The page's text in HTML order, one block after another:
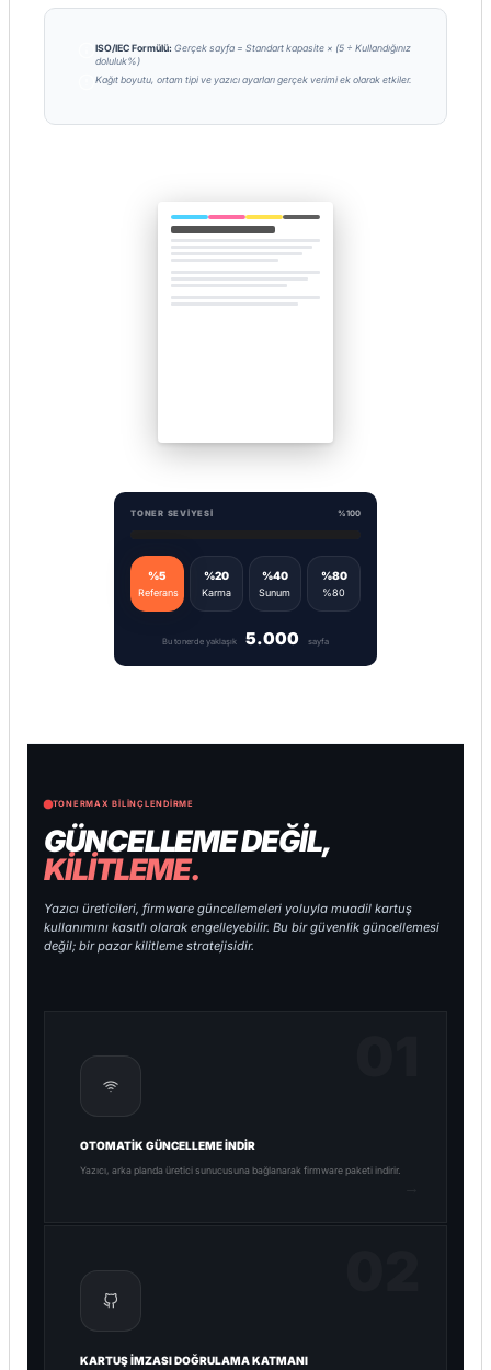
ISO/IEC Formülü: Gerçek sayfa = Standart kapasite × (5 ÷ Kullandığınız
doluluk%)
Kağıt boyutu, ortam tipi ve yazıcı ayarları gerçek verimi ek olarak etkiler.
TONER SEVIYESI %100
%5
Referans
%20
Karma
%40
Sunum
%80
%80
Bu tonerde yaklaşık 5.000 sayfa
TONERMAX BILINÇLENDIRME
GÜNCELLEME DEĞİL,
KİLİTLEME.
Yazıcı üreticileri, firmware güncellemeleri yoluyla muadil kartuş
kullanımını kasıtlı olarak engelleyebilir. Bu bir güvenlik güncellemesi
değil; bir pazar kilitleme stratejisidir.
OTOMATIK GÜNCELLEME İNDIR
Yazıcı, arka planda üretici sunucusuna bağlanarak firmware paketi indirir.
KARTUŞ İMZASI DOĞRULAMA KATMANI